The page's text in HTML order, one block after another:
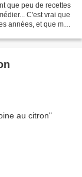
que peu de recettes
C'est vrai que
années, et que ma